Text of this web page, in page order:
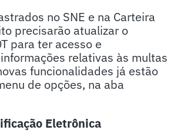
no SNE e na Carteira
precisarão atualizar o
para ter acesso e
relativas às multas
funcionalidades já estão
de opções, na aba
Eletrônica